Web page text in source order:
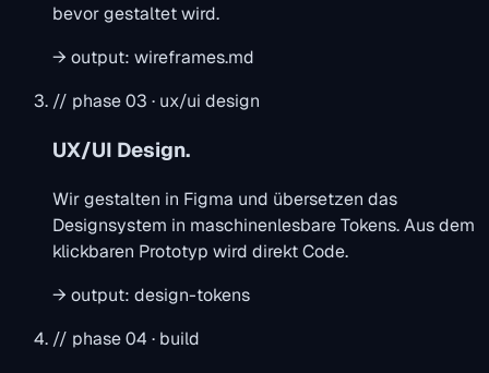
bevor gestaltet wird.
→ output: wireframes.md
// phase 03 · ux/ui design
UX/UI Design.
Wir gestalten in Figma und übersetzen das
Designsystem in maschinenlesbare Tokens. Aus dem
klickbaren Prototyp wird direkt Code.
→ output: design-tokens
// phase 04 · build